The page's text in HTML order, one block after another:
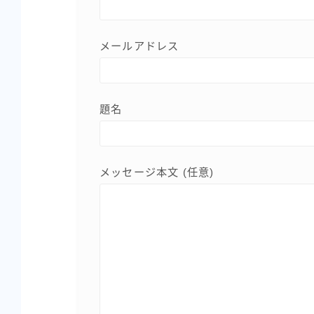
メールアドレス
題名
メッセージ本文 (任意)